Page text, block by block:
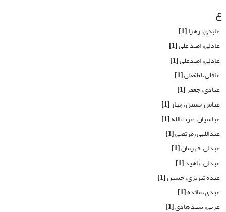
ع
عابدی، زهرا[1]
عادلی، امید علی[1]
عادلی، امیدعلی[1]
عاقلی، لطفعلی[1]
عبادی، جعفر[1]
عباس حسین، جبار[1]
عباسیان، عزت الله[1]
عبداللهی، مرتضی[1]
عبدلی، قهرمان[1]
عبدلی، ناهید[1]
عبده تبریزی، حسین[1]
عبدی، مائده[1]
عربی، سید هادی[1]